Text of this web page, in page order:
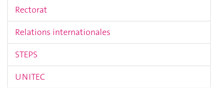
Rectorat
Relations internationales
STEPS
UNITEC